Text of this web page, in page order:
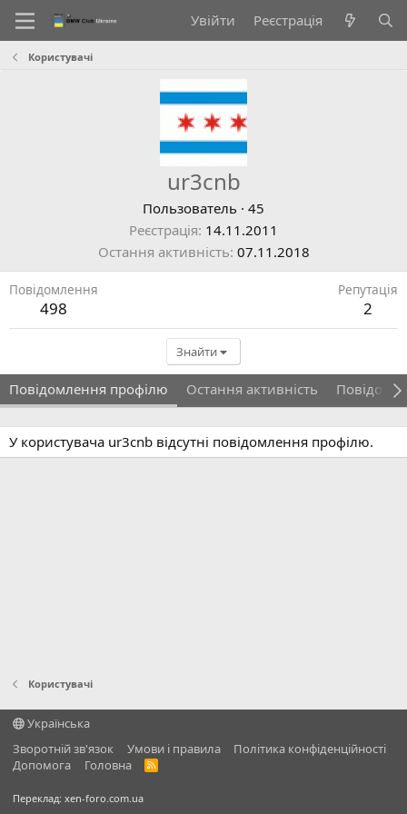
Увійти Реєстрація
Користувачі
ur3cnb
Пользователь · 45
Реєстрація 14.11.2011
Остання активність 07.11.2018
Повідомлення
498
Репутація
2
Знайти
Повідомлення профілю Остання активність
У користувача ur3cnb відсутні повідомлення профілю.
Користувачі
Українська
Зворотній зв'язок
Умови і правила
Політика конфіденційності
Дoпoмoга
Головна
R
Переклад: xen-foro.com.ua